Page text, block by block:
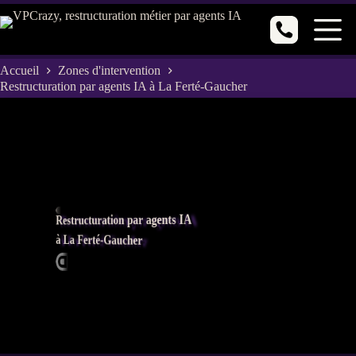
Passer
au
Accueil
Zones d'intervention
Restructuration par agents IA à La Ferté-Gaucher
Restructuration par agents IA
à La Ferté-Gaucher